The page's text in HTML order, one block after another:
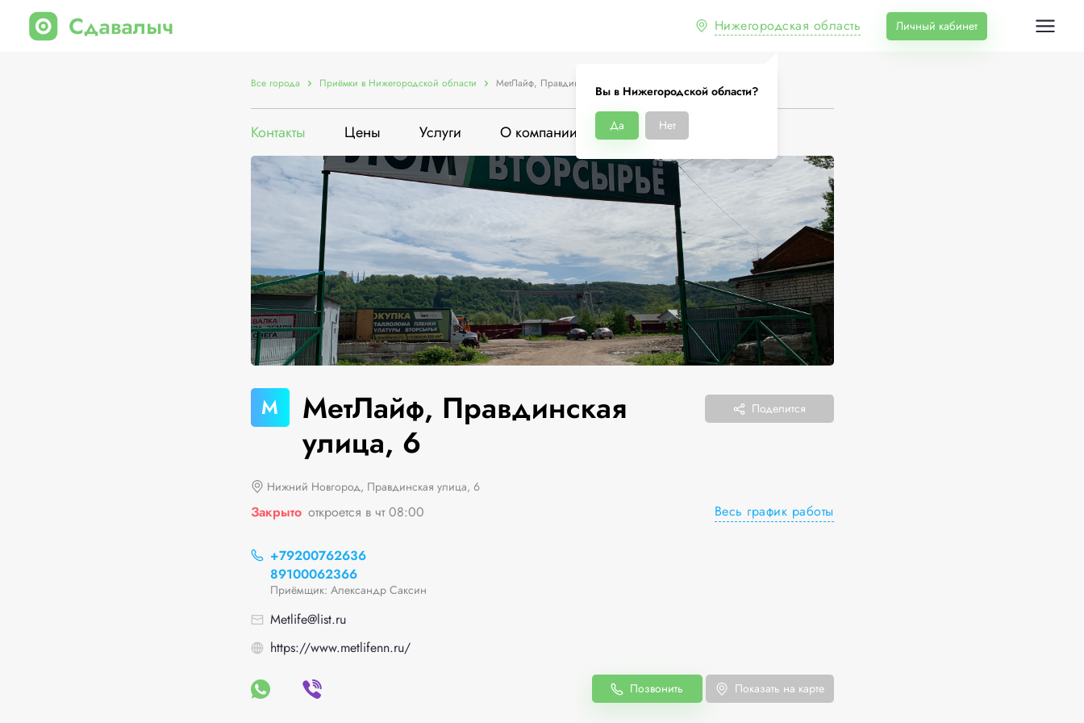
Нижегородская область
Вы в Нижегородской области?
Да Нет
Личный кабинет
Все города Приёмки в Нижегородской области МетЛайф, Правдинская улица, 6
Контакты Цены Услуги О компании
М
МетЛайф, Правдинская
улица, 6
Поделится
Нижний Новгород, Правдинская улица, 6
Закрыто откроется в чт 08:00 Весь график работы
+79200762636
89100062366
Приёмщик: Александр Саксин
Metlife@list.ru
https://www.metlifenn.ru/
Позвонить Показать на карте